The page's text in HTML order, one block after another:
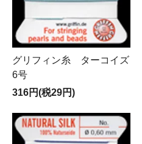
グリフィン糸 ターコイズ
6号
316円(税29円)